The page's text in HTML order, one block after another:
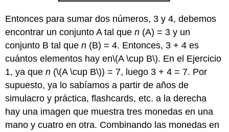
Entonces para sumar dos números, 3 y 4, debemos
encontrar un conjunto A tal quen (A) = 3 y un
conjunto B tal quen (B) = 4. Entonces, 3 + 4 es
cuántos elementos hay en\(A \cup B\). En el Ejercicio
1, ya quen (\(A \cup B\)) = 7, luego 3 + 4 = 7. Por
supuesto, ya lo sabíamos a partir de años de
simulacro y práctica, flashcards, etc. a la derecha
hay una imagen que muestra tres monedas en una
mano y cuatro en otra. Combinando las monedas en